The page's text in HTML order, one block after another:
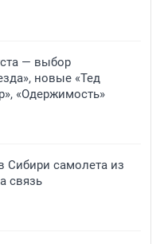
— выбор
новые «Тед
«Одержимость»
Сибири самолета из
связь